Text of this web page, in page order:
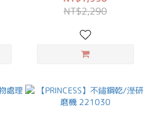
NT$2,290